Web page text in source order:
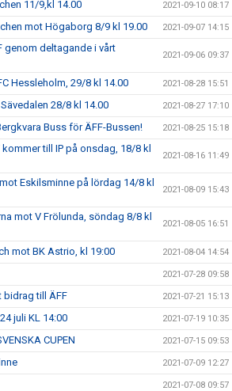
11/9,kl 14.00 2021-09-10 08:17
mot Högaborg 8/9 kl 19.00 2021-09-07 14:15
genom deltagande i vårt
2021-09-06 09:37
Hessleholm, 29/8 kl 14.00 2021-08-28 15:51
28/8 kl 14.00 2021-08-27 17:10
Buss för ÄFF-Bussen! 2021-08-25 15:18
till IP på onsdag, 18/8 kl
2021-08-16 11:49
Eskilsminne på lördag 14/8 kl
2021-08-09 15:43
mot V Frölunda, söndag 8/8 kl
2021-08-05 16:51
mot BK Astrio, kl 19:00 2021-08-04 14:54
2021-07-28 09:58
bidrag till ÄFF 2021-07-21 15:13
juli KL 14:00 2021-07-19 10:35
CUPEN 2021-07-15 09:53
2021-07-09 12:27
2021-07-08 09:57